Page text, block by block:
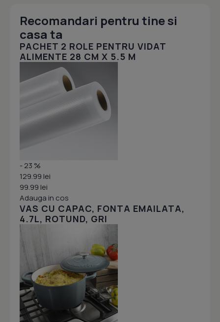
Recomandari pentru tine si
casa ta
PACHET 2 ROLE PENTRU VIDAT
ALIMENTE 28 CM X 5.5 M
- 23 %
129.99 lei
99.99 lei
Adauga in cos
VAS CU CAPAC, FONTA EMAILATA,
4.7L, ROTUND, GRI